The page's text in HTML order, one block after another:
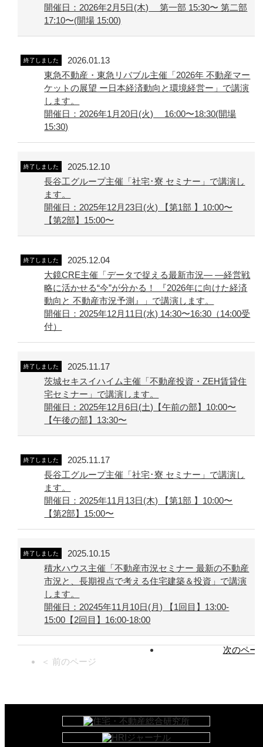
開催日：2026年2月5日(木) 第一部 15:30〜 第二部
17:10〜(開場 15:00)
終了しました
2026.01.13
東急不動産・東急リバブル主催「2026年 不動産マー
ケットの展望 ー日本経済動向と環境経営ー」で講演
します。
開催日：2026年1月20日(火) 16:00〜18:30(開場
15:30)
終了しました
2025.12.10
長谷工グループ主催「社宅･寮 セミナー」で講演し
ます。
開催日：2025年12月23日(火) 【第1部 】10:00〜
【第2部】15:00〜
終了しました
2025.12.04
大鏡CRE主催「データで捉える最新市況― ―経営戦
略に活かせる“今”が分かる！ 『2026年に向けた経済
動向と 不動産市況予測』」で講演します。
開催日：2025年12月11日(水) 14:30〜16:30（14:00受
付）
終了しました
2025.11.17
茨城セキスイハイム主催「不動産投資・ZEH賃貸住
宅セミナー」で講演します。
開催日：2025年12月6日(土)【午前の部】10:00〜
【午後の部】13:30〜
終了しました
2025.11.17
長谷工グループ主催「社宅･寮 セミナー」で講演し
ます。
開催日：2025年11月13日(木) 【第1部 】10:00〜
【第2部】15:00〜
終了しました
2025.10.15
積水ハウス主催「不動産市況セミナー 最新の不動産
市況と、長期視点で考える住宅建築＆投資」で講演
します。
開催日：20245年11月10日(月) 【1回目】13:00-
15:00【2回目】16:00-18:00
＜ 前のページ
次のペー